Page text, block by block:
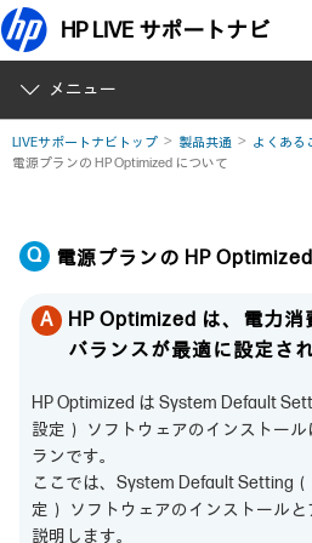
HP LIVE サポートナビ
メニュー
LIVEサポートナビトップ 製品共通
よくある
電源プランの HP Optimized について
電源プランの HP
HP Optimized は、電力
バランスが最適に設定さ
HP Optimized は System Default
設定） ソフトウェアのインストー
ランです。
ここでは、System Default Setting
定） ソフトウェアのインストール
説明します。